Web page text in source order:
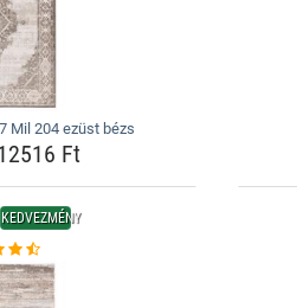
Mil 204 ezüst bézs
Ft
KEDVEZMÉNY